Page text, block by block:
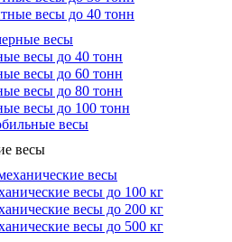
весы до 40 тонн
весы
весы до 40 тонн
весы до 60 тонн
весы до 80 тонн
весы до 100 тонн
весы
весы
весы
весы до 100 кг
весы до 200 кг
весы до 500 кг